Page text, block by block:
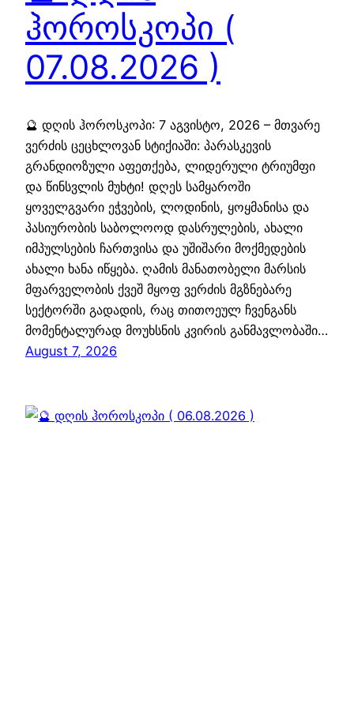
ჰოროსკოპი (
07.08.2026 )
🔮 დღის ჰოროსკოპი: 7 აგვისტო, 2026 – მთვარე
ვერძის ცეცხლოვან სტიქიაში: პარასკევის
გრანდიოზული აფეთქება, ლიდერული ტრიუმფი
და წინსვლის მუხტი! დღეს სამყაროში
ყოველგვარი ეჭვების, ლოდინის, ყოყმანისა და
პასიურობის საბოლოოდ დასრულების, ახალი
იმპულსების ჩართვისა და უშიშარი მოქმედების
ახალი ხანა იწყება. ღამის მანათობელი მარსის
მფარველობის ქვეშ მყოფ ვერძის მგზნებარე
სექტორში გადადის, რაც თითოეულ ჩვენგანს
მომენტალურად მოუხსნის კვირის განმავლობაში…
August 7, 2026